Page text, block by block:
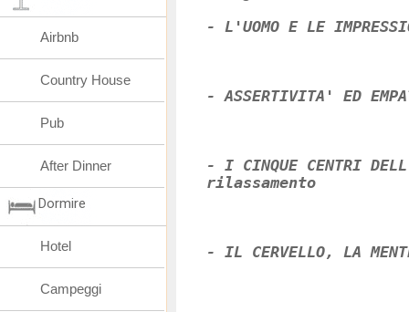
- L'UOMO E LE
- ASSERTIVITA' ED
- I CINQUE CENTRI
rilassamento
- IL CERVELLO, LA
Airbnb
Country House
Pub
After Dinner
Dormire
Hotel
Campeggi